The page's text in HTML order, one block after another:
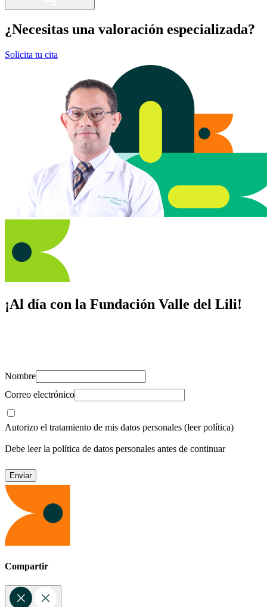
¿Necesitas una valoración especializada?
Solicita tu cita
¡Al día con la Fundación Valle del Lili!
Nombre
Correo electrónico
Autorizo el tratamiento de mis datos personales (leer política)
Debe leer la política de datos personales antes de continuar
Compartir